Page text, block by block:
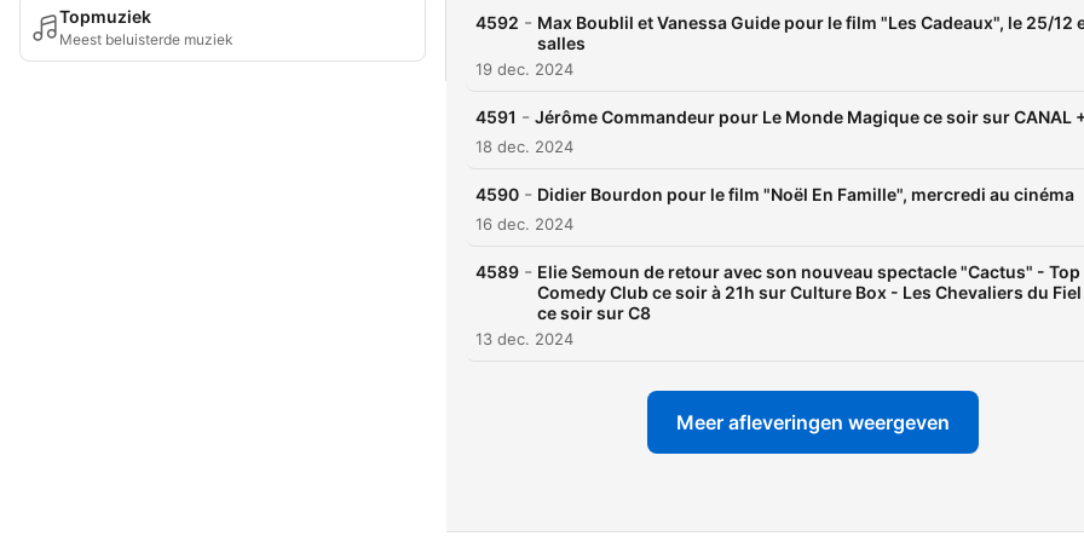
Topmuziek
Meest beluisterde muziek
4592 - Max Boublil et Vanessa Guide pour le film "Les Cadeaux", le 25/12
salles
19 dec. 2024
4591 - Jérôme Commandeur pour Le Monde Magique ce soir sur CANAL
18 dec. 2024
4590 - Didier Bourdon pour le film "Noël En Famille", mercredi au cinéma
16 dec. 2024
4589 - Elie Semoun de retour avec son nouveau spectacle "Cactus" - Top
Comedy Club ce soir à 21h sur Culture Box - Les Chevaliers du Fiel
ce soir sur C8
13 dec. 2024
Meer afleveringen weergeven